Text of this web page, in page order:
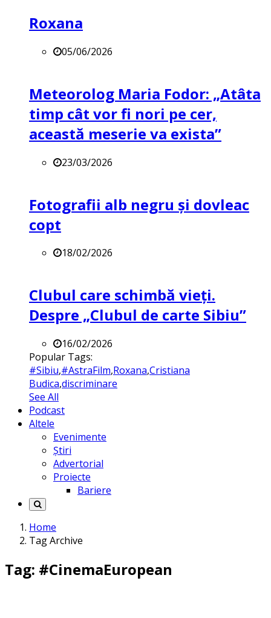
Roxana
05/06/2026
Meteorolog Maria Fodor: „Atâta
timp cât vor fi nori pe cer,
această meserie va exista”
23/03/2026
Fotografii alb negru și dovleac
copt
18/02/2026
Clubul care schimbă vieți.
Despre „Clubul de carte Sibiu”
16/02/2026
Popular Tags:
#Sibiu,#AstraFilm,Roxana,Cristiana
Budica,discriminare
See All
Podcast
Altele
Evenimente
Știri
Advertorial
Proiecte
Bariere
Home
Tag Archive
Tag: #CinemaEuropean